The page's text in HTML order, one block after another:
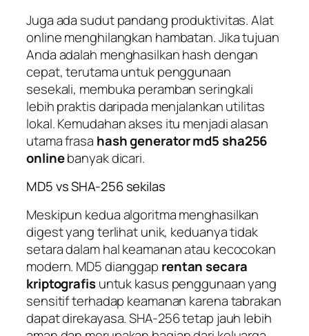
Juga ada sudut pandang produktivitas. Alat
online menghilangkan hambatan. Jika tujuan
Anda adalah menghasilkan hash dengan
cepat, terutama untuk penggunaan
sesekali, membuka peramban seringkali
lebih praktis daripada menjalankan utilitas
lokal. Kemudahan akses itu menjadi alasan
utama frasa hash generator md5 sha256
onlinebanyak dicari.
MD5 vs SHA-256 sekilas
Meskipun kedua algoritma menghasilkan
digest yang terlihat unik, keduanya tidak
setara dalam hal keamanan atau kecocokan
modern. MD5 dianggap rentan secara
kriptografisuntuk kasus penggunaan yang
sensitif terhadap keamanan karena tabrakan
dapat direkayasa. SHA-256 tetap jauh lebih